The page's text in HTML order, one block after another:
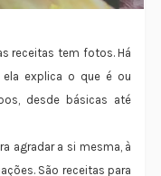
receitas tem fotos. Há
ela explica o que é ou
desde básicas até
agradar a si mesma, à
São receitas para